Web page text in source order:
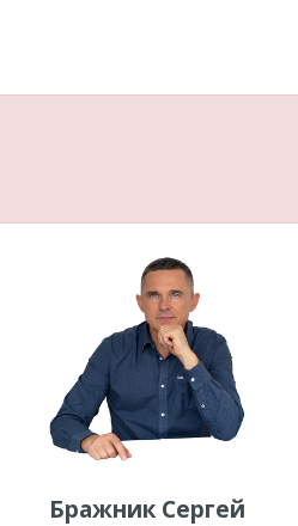
Бражник Сергей